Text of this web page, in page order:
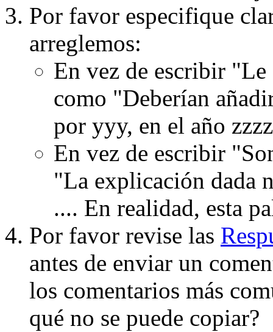
Por favor especifique
arreglemos:
En vez de escribir
como "Deberían
por yyy, en el año
En vez de escribir
"La explicación dada
.... En realidad, esta
Por favor revise las
antes de enviar un
los comentarios más
qué no se puede copiar?